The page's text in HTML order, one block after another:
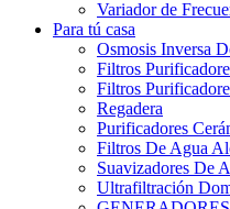
Variador de
Para tú casa
Osmosis Inversa
Filtros
Filtros
Regadera
Purificadores
Filtros De Agua
Suavizadores De
Ultrafiltración